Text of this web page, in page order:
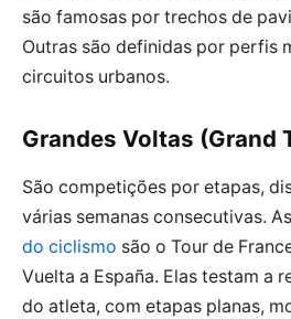
são famosas por trechos de
Outras são definidas por perfis
circuitos urbanos.
Grandes Voltas (Grand
São competições por etapas,
várias semanas consecutivas. As
do ciclismo são o Tour de
Vuelta a España. Elas testam a
do atleta, com etapas planas,